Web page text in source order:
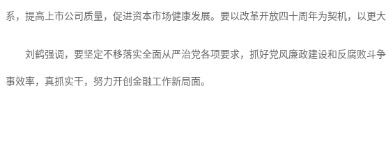
系，提高上市公司质量，促进资本市场健康发展。要以改革开放四十周年为契机，以更
刘鹤强调，要坚定不移落实全面从严治党各项要求，抓好党风廉政建设和反腐败
事效率，真抓实干，努力开创金融工作新局面。